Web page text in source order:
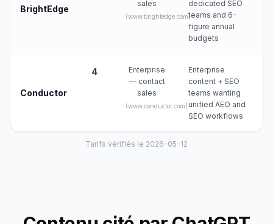
BrightEdge
sales
(www.brightedge.com)
dedicated SEO
teams and 6-
figure annual
budgets
Conductor
4
Enterprise
— contact
sales
(www.conductor.com)
Enterprise
content + SEO
teams wanting
unified AEO and
SEO workflows
Tarifs vérifiés le 2026-05-12